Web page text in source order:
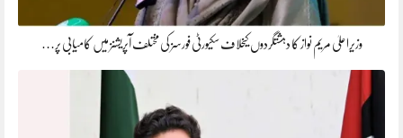
وزیراعلیٰ مریم نواز کا دہشتگردوں کیخلاف سکیورٹی فورسز کی مختلف آپریشنز میں کامیابی پر…